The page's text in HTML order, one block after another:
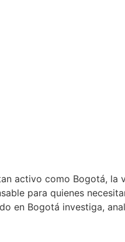
activo como Bogotá, la
para quienes
en Bogotá investiga,